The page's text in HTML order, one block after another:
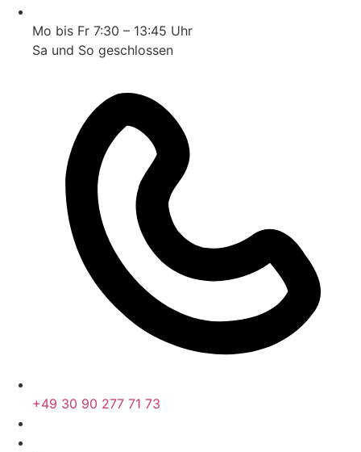
Mo bis Fr 7:30 – 13:45 Uhr
Sa und So geschlossen
+49 30 90 277 71 73